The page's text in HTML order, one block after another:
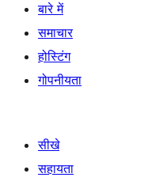
बारे में
समाचार
होस्टिंग
गोपनीयता
सीखे
सहायता